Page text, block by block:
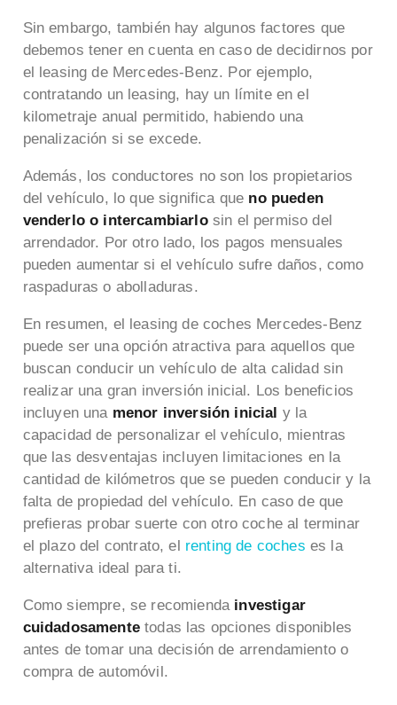
Sin embargo, también hay algunos factores que
debemos tener en cuenta en caso de decidirnos por
el leasing de Mercedes-Benz. Por ejemplo,
contratando un leasing, hay un límite en el
kilometraje anual permitido, habiendo una
penalización si se excede.
Además, los conductores no son los propietarios
del vehículo, lo que significa que no pueden
venderlo o intercambiarlo sin el permiso del
arrendador. Por otro lado, los pagos mensuales
pueden aumentar si el vehículo sufre daños, como
raspaduras o abolladuras.
En resumen, el leasing de coches Mercedes-Benz
puede ser una opción atractiva para aquellos que
buscan conducir un vehículo de alta calidad sin
realizar una gran inversión inicial. Los beneficios
incluyen una menor inversión inicial y la
capacidad de personalizar el vehículo, mientras
que las desventajas incluyen limitaciones en la
cantidad de kilómetros que se pueden conducir y la
falta de propiedad del vehículo. En caso de que
prefieras probar suerte con otro coche al terminar
el plazo del contrato, el renting de coches es la
alternativa ideal para ti.
Como siempre, se recomienda investigar
cuidadosamentetodas las opciones disponibles
antes de tomar una decisión de arrendamiento o
compra de automóvil.